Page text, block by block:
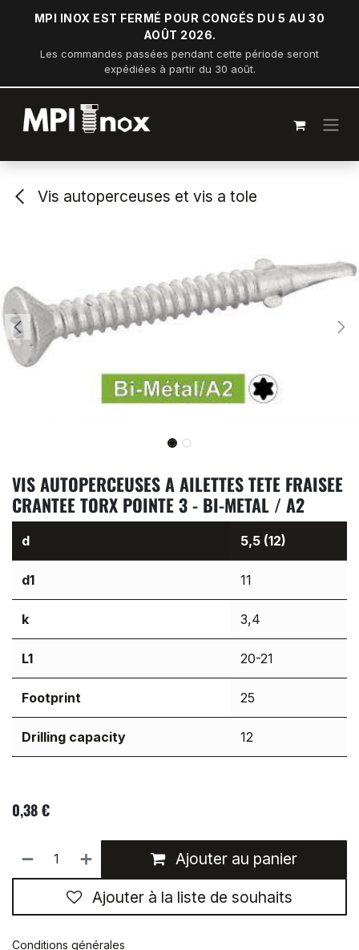
Se rendre au contenu
MPI INOX EST FERMÉ POUR CONGÉS DU 5 AU 30
AOÛT 2026.
Les commandes passées pendant cette période seront
expédiées à partir du 30 août.
Vis autoperceuses et vis a tole
VIS AUTOPERCEUSES A AILETTES TETE FRAISEE
CRANTEE TORX POINTE 3 - BI-METAL / A2
d 5,5 (12)
d1 11
k 3,4
L1 20-21
Footprint 25
Drilling capacity 12
0,38€
Ajouter au panier
Ajouter à la liste de souhaits
Conditions générales